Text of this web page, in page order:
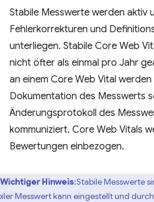
Stabile Messwerte werden aktiv
Fehlerkorrekturen und
unterliegen. Stabile Core Web
nicht öfter als einmal pro Jahr
an einem Core Web Vital
Dokumentation des Messwerts
Änderungsprotokoll des
kommuniziert. Core Web Vitals
Bewertungen einbezogen.
Wichtiger Hinweis:Stabile Messwerte
Messwert kann eingestellt und